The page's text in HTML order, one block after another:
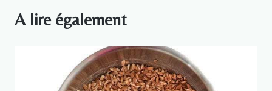
A lire également